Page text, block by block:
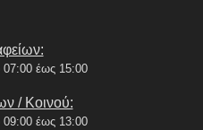
έως 15:00
/ Κοινού:
έως 13:00